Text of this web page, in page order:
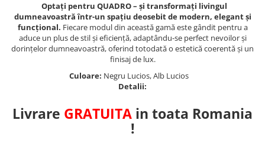
Optați pentru QUADRO – și transformați livingul
dumneavoastră într-un spațiu deosebit de modern, elegant și
funcțional. Fiecare modul din această gamă este gândit pentru a
aduce un plus de stil și eficiență, adaptându-se perfect nevoilor și
dorințelor dumneavoastră, oferind totodată o estetică coerentă și un
finisaj de lux.
Culoare: Negru Lucios, Alb Lucios
Detalii:
Livrare GRATUITA in toata Romania
!